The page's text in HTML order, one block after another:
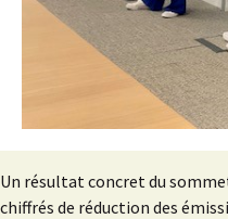
Un résultat concret du
chiffrés de réduction des